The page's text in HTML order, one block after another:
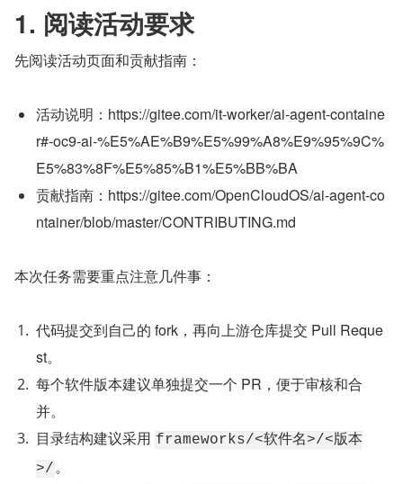
1. 阅读活动要求
先阅读活动页面和贡献指南：
活动说明：https://gitee.com/it-worker/ai-agent-containe
r#-oc9-ai-%E5%AE%B9%E5%99%A8%E9%95%9C%
E5%83%8F%E5%85%B1%E5%BB%BA
贡献指南：https://gitee.com/OpenCloudOS/ai-agent-co
ntainer/blob/master/CONTRIBUTING.md
本次任务需要重点注意几件事：
代码提交到自己的 fork，再向上游仓库提交 Pull Reque
st。
每个软件版本建议单独提交一个 PR，便于审核和合
并。
目录结构建议采用 frameworks/<软件名>/<版本
>/ 。